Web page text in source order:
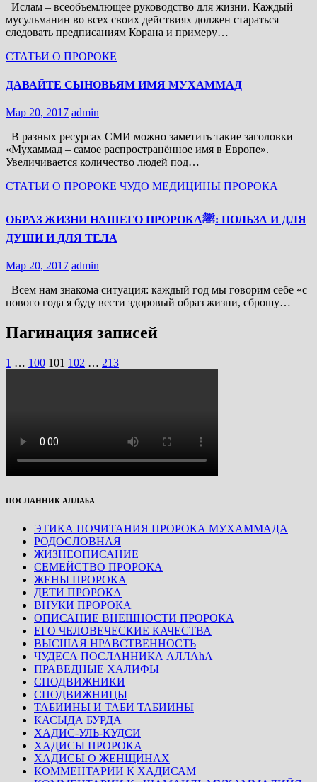
Ислам – всеобъемлющее руководство для жизни. Каждый
мусульманин во всех своих действиях должен стараться
следовать предписаниям Корана и примеру…
СТАТЬИ О ПРОРОКЕ
ДАВАЙТЕ СЫНОВЬЯМ ИМЯ МУХАММАД
Мар 20, 2017 admin
В разных ресурсах СМИ можно заметить такие заголовки
«Мухаммад – самое распространённое имя в Европе».
Увеличивается количество людей под…
СТАТЬИ О ПРОРОКЕ ЧУДО МЕДИЦИНЫ ПРОРОКА
ОБРАЗ ЖИЗНИ НАШЕГО ПРОРОКАﷺ: ПОЛЬЗА И ДЛЯ
ДУШИ И ДЛЯ ТЕЛА
Мар 20, 2017 admin
Всем нам знакома ситуация: каждый год мы говорим себе «с
нового года я буду вести здоровый образ жизни, сброшу…
Пагинация записей
1 … 100 101 102 … 213
ПОСЛАННИК АЛЛАhА
ЭТИКА ПОЧИТАНИЯ ПРОРОКА МУХАММАДА
РОДОСЛОВНАЯ
ЖИЗНЕОПИСАНИЕ
СЕМЕЙСТВО ПРОРОКА
ЖЕНЫ ПРОРОКА
ДЕТИ ПРОРОКА
ВНУКИ ПРОРОКА
ОПИСАНИЕ ВНЕШНОСТИ ПРОРОКА
ЕГО ЧЕЛОВЕЧЕСКИЕ КАЧЕСТВА
ВЫСШАЯ НРАВСТВЕННОСТЬ
ЧУДЕСА ПОСЛАННИКА АЛЛАhА
ПРАВЕДНЫЕ ХАЛИФЫ
СПОДВИЖНИКИ
СПОДВИЖНИЦЫ
ТАБИИНЫ И ТАБИ ТАБИИНЫ
КАСЫДА БУРДА
ХАДИС-УЛЬ-КУДСИ
ХАДИСЫ ПРОРОКА
ХАДИСЫ О ЖЕНЩИНАХ
КОММЕНТАРИИ К ХАДИСАМ